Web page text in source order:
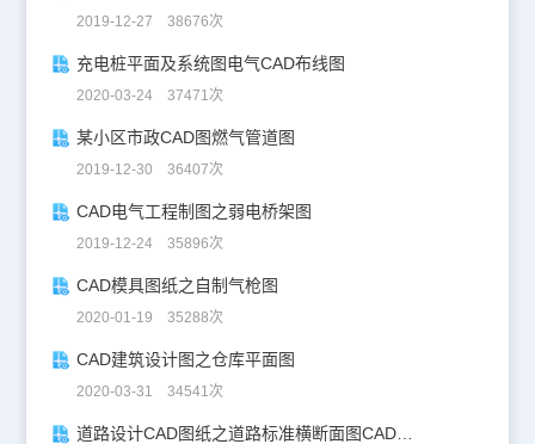
2019-12-27 38676次
充电桩平面及系统图电气CAD布线图
2020-03-24 37471次
某小区市政CAD图燃气管道图
2019-12-30 36407次
CAD电气工程制图之弱电桥架图
2019-12-24 35896次
CAD模具图纸之自制气枪图
2020-01-19 35288次
CAD建筑设计图之仓库平面图
2020-03-31 34541次
道路设计CAD图纸之道路标准横断面图CAD图纸